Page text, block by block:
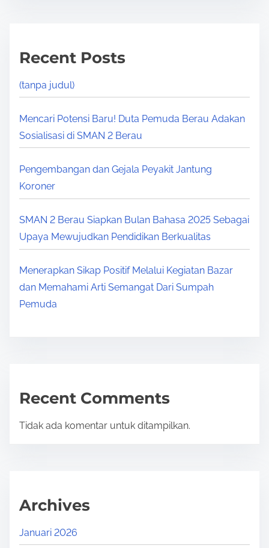
Recent Posts
(tanpa judul)
Mencari Potensi Baru! Duta Pemuda Berau Adakan
Sosialisasi di SMAN 2 Berau
Pengembangan dan Gejala Peyakit Jantung
Koroner
SMAN 2 Berau Siapkan Bulan Bahasa 2025 Sebagai
Upaya Mewujudkan Pendidikan Berkualitas
Menerapkan Sikap Positif Melalui Kegiatan Bazar
dan Memahami Arti Semangat Dari Sumpah
Pemuda
Recent Comments
Tidak ada komentar untuk ditampilkan.
Archives
Januari 2026